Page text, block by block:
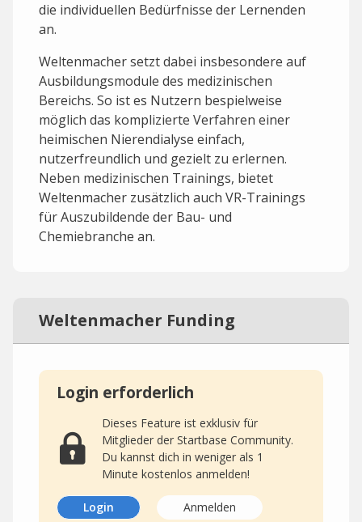
die individuellen Bedürfnisse der Lernenden
an.
Weltenmacher setzt dabei insbesondere auf
Ausbildungsmodule des medizinischen
Bereichs. So ist es Nutzern bespielweise
möglich das komplizierte Verfahren einer
heimischen Nierendialyse einfach,
nutzerfreundlich und gezielt zu erlernen.
Neben medizinischen Trainings, bietet
Weltenmacher zusätzlich auch VR-Trainings
für Auszubildende der Bau- und
Chemiebranche an.
Weltenmacher Funding
Login erforderlich
Dieses Feature ist exklusiv für
Mitglieder der Startbase Community.
Du kannst dich in weniger als 1
Minute kostenlos anmelden!
Login Anmelden